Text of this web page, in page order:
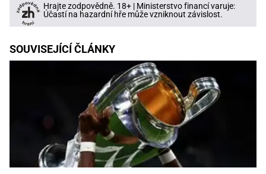
Hrajte zodpovědně. 18+ | Ministerstvo financí varuje:
Účastí na hazardní hře může vzniknout závislost.
SOUVISEJÍCÍ ČLÁNKY